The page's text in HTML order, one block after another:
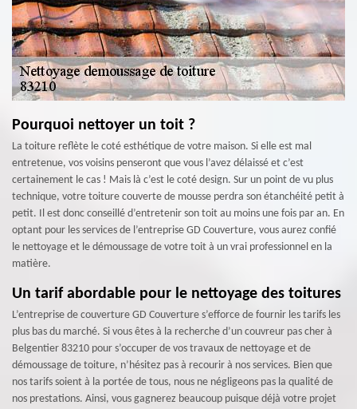
Pourquoi nettoyer un toit ?
La toiture reflète le coté esthétique de votre maison. Si elle est mal
entretenue, vos voisins penseront que vous l’avez délaissé et c’est
certainement le cas ! Mais là c’est le coté design. Sur un point de vu plus
technique, votre toiture couverte de mousse perdra son étanchéité petit à
petit. Il est donc conseillé d’entretenir son toit au moins une fois par an. En
optant pour les services de l’entreprise GD Couverture, vous aurez confié
le nettoyage et le démoussage de votre toit à un vrai professionnel en la
matière.
Un tarif abordable pour le nettoyage des toitures
L’entreprise de couverture GD Couverture s’efforce de fournir les tarifs les
plus bas du marché. Si vous êtes à la recherche d’un couvreur pas cher à
Belgentier 83210 pour s’occuper de vos travaux de nettoyage et de
démoussage de toiture, n’hésitez pas à recourir à nos services. Bien que
nos tarifs soient à la portée de tous, nous ne négligeons pas la qualité de
nos prestations. Ainsi, vous gagnerez beaucoup puisque déjà votre projet